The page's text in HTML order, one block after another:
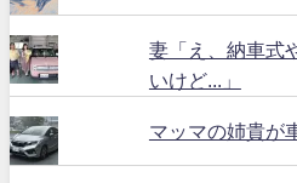
妻「え、納車式
いけど...」
マッマの姉貴が